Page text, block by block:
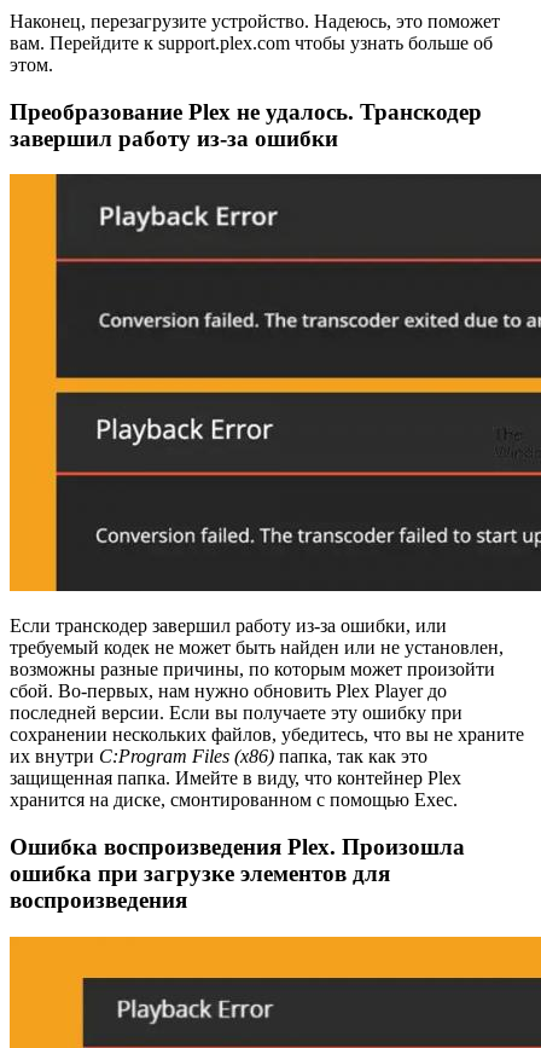
Наконец, перезагрузите устройство. Надеюсь, это поможет
вам. Перейдите к support.plex.com чтобы узнать больше об
этом.
Преобразование Plex не удалось. Транскодер
завершил работу из-за ошибки
Если транскодер завершил работу из-за ошибки, или
требуемый кодек не может быть найден или не установлен,
возможны разные причины, по которым может произойти
сбой. Во-первых, нам нужно обновить Plex Player до
последней версии. Если вы получаете эту ошибку при
сохранении нескольких файлов, убедитесь, что вы не храните
их внутри C:Program Files (x86) папка, так как это
защищенная папка. Имейте в виду, что контейнер Plex
хранится на диске, смонтированном с помощью Exec.
Ошибка воспроизведения Plex. Произошла
ошибка при загрузке элементов для
воспроизведения